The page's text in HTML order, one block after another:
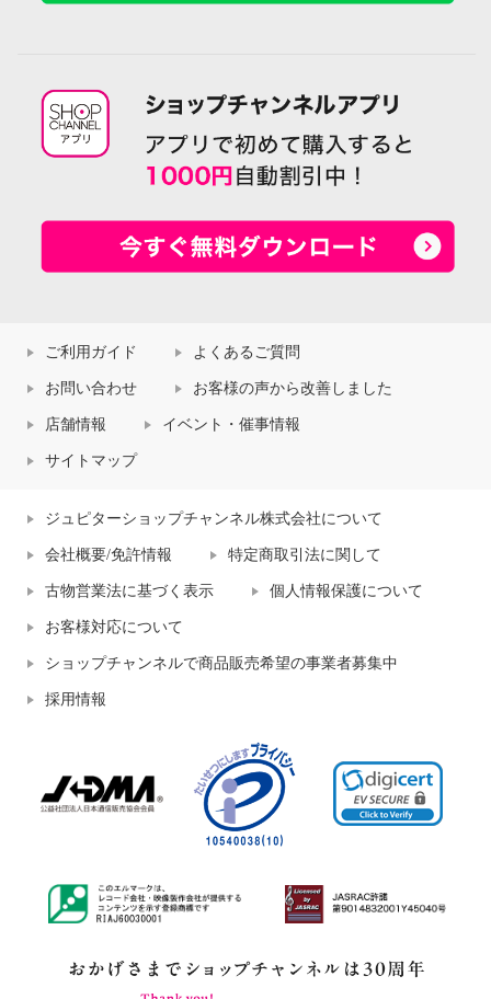
ご利用ガイド よくあるご質問
お問い合わせ お客様の声から改善しました
店舗情報 イベント・催事情報
サイトマップ
ジュピターショップチャンネル株式会社について
会社概要/免許情報 特定商取引法に関して
古物営業法に基づく表示 個人情報保護について
お客様対応について
ショップチャンネルで商品販売希望の事業者募集中
採用情報